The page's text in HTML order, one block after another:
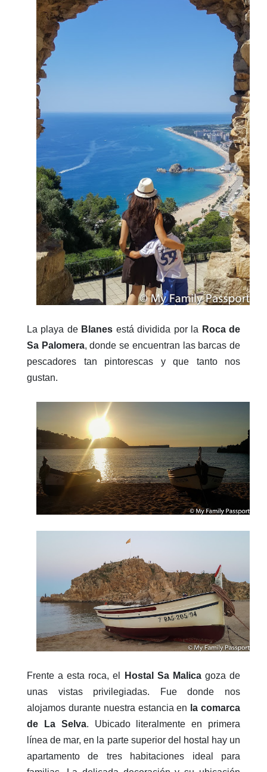
La playa deBlanes está dividida por la Roca de
Sa Palomera, donde se encuentran las barcas de
pescadores tan pintorescas y que tanto nos
gustan.
Frente a esta roca, el Hostal Sa Malica goza de
unas vistas privilegiadas. Fue donde nos
alojamos durante nuestra estancia en la comarca
de La Selva. Ubicado literalmente en primera
línea de mar, en la parte superior del hostal hay un
apartamento de tres habitaciones ideal para